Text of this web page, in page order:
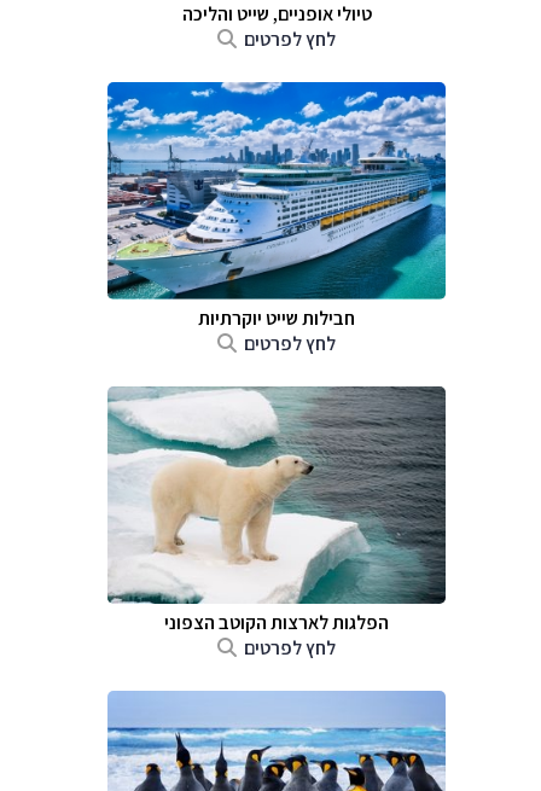
טיולי אופניים, שייט והליכה
לחץ לפרטים
חבילות שייט יוקרתיות
לחץ לפרטים
הפלגות לארצות הקוטב הצפוני
לחץ לפרטים